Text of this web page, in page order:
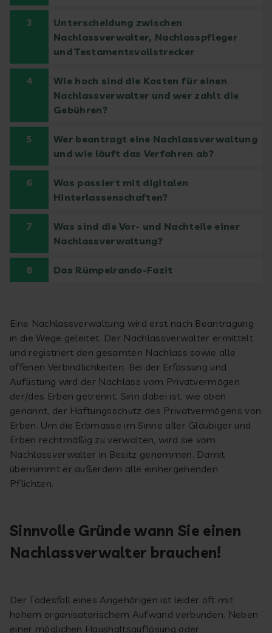
3
Unterscheidung zwischen
Nachlassverwalter, Nachlasspfleger
und Testamentsvollstrecker
4
Wie hoch sind die Kosten für einen
Nachlassverwalter und wer zahlt die
Gebühren?
5
Wer beantragt eine Nachlassverwaltung
und wie läuft das Verfahren ab?
6
Was passiert mit digitalen
Hinterlassenschaften?
7
Was sind die Vor- und Nachteile einer
Nachlassverwaltung?
8 Das Rümpelrando-Fazit
Eine Nachlassverwaltung wird erst nach Beantragung
in die Wege geleitet. Der Nachlassverwalter ermittelt
und registriert den gesamten Nachlass sowie alle
offenen Verbindlichkeiten. Bei der Erfassung und
Auflistung wird der Nachlass vom Privatvermögen
der/des Erben getrennt. Sinn dabei ist, wie oben
genannt, der Haftungsschutz des Privatvermögens von
Erben. Um die Erbmasse im Sinne aller Gläubiger und
Erben rechtmäßig zu verwalten, wird sie vom
Nachlassverwalter in Besitz genommen. Damit
übernimmt er außerdem alle einhergehenden
Pflichten.
Sinnvolle Gründe wann Sie einen
Nachlassverwalter brauchen!
Der Todesfall eines Angehörigen ist leider oft mit
hohem organisatorischem Aufwand verbunden. Neben
einer möglichen Haushaltsauflösung oder